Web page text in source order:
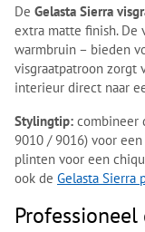
De Gelasta Sierra
extra matte finish.
warmbruin – bieden
visgraatpatroon zorgt
interieur direct naar
Stylingtip: combineer
9010 / 9016) voor
plinten voor een
ook de Gelasta Sierra